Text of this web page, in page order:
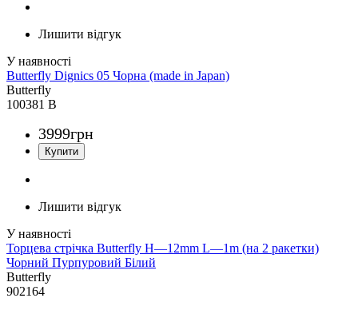
Лишити відгук
Butterfly Dignics 05 Чорна (made in Japan)
Butterfly
100381 B
3999грн
Лишити відгук
Торцева стрічка Butterfly H—12mm L—1m (на 2 ракетки)
Чорний Пурпуровий Білий
Butterfly
902164